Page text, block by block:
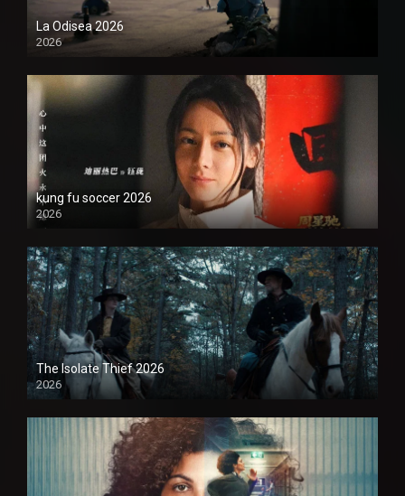
La Odisea 2026
2026
1080P
kung fu soccer 2026
2026
1080P
The Isolate Thief 2026
2026
1080P